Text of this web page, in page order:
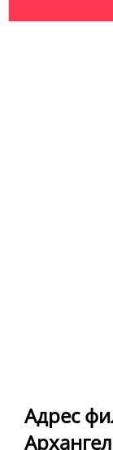
Адрес